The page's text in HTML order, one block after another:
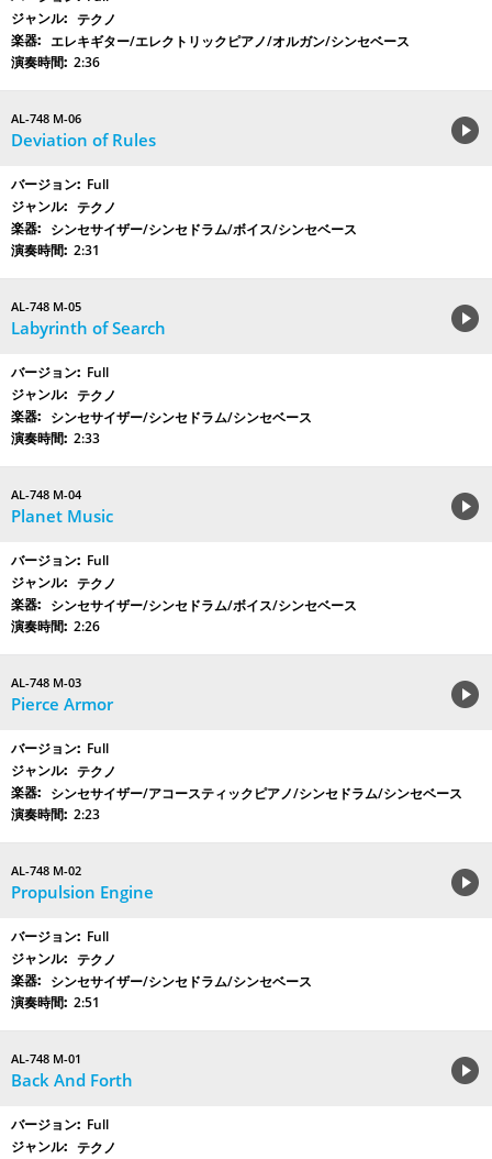
テクノ
エレキギター/エレクトリックピアノ/オルガン/シンセベース
2:36
AL-748 M-06
Deviation of Rules
Full
テクノ
シンセサイザー/シンセドラム/ボイス/シンセベース
2:31
AL-748 M-05
Labyrinth of Search
Full
テクノ
シンセサイザー/シンセドラム/シンセベース
2:33
AL-748 M-04
Planet Music
Full
テクノ
シンセサイザー/シンセドラム/ボイス/シンセベース
2:26
AL-748 M-03
Pierce Armor
Full
テクノ
シンセサイザー/アコースティックピアノ/シンセドラム/シンセベース
2:23
AL-748 M-02
Propulsion Engine
Full
テクノ
シンセサイザー/シンセドラム/シンセベース
2:51
AL-748 M-01
Back And Forth
Full
テクノ